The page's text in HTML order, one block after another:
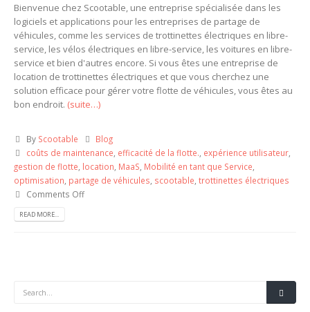
Bienvenue chez Scootable, une entreprise spécialisée dans les
logiciels et applications pour les entreprises de partage de
véhicules, comme les services de trottinettes électriques en libre-
service, les vélos électriques en libre-service, les voitures en libre-
service et bien d'autres encore. Si vous êtes une entreprise de
location de trottinettes électriques et que vous cherchez une
solution efficace pour gérer votre flotte de véhicules, vous êtes au
bon endroit. (suite…)
By Scootable
Blog
coûts de maintenance, efficacité de la flotte., expérience utilisateur,
gestion de flotte, location, MaaS, Mobilité en tant que Service,
optimisation, partage de véhicules, scootable, trottinettes électriques
Comments Off
READ MORE...